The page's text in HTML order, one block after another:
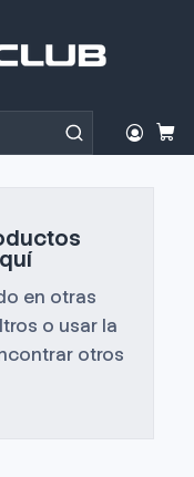
en otras
o usar la
otros